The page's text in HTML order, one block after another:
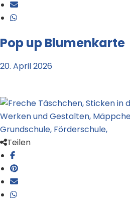
Pop up Blumenkarte
20. April 2026
Teilen